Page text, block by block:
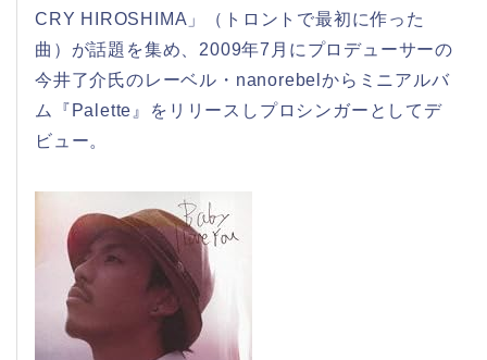
CRY HIROSHIMA」（トロントで最初に作った
曲）が話題を集め、2009年7月にプロデューサーの
今井了介氏のレーベル・nanorebelからミニアルバ
ム『Palette』をリリースしプロシンガーとしてデ
ビュー。